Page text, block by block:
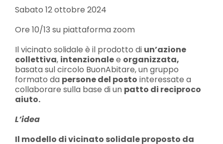
Sabato 12 ottobre 2024
Ore 10/13 su piattaforma zoom
Il vicinato solidale è il prodotto di un’azione
collettiva, intenzionalee organizzata,
basata sul circolo BuonAbitare, un gruppo
formato da persone del posto interessate a
collaborare sulla base di un patto di reciproco
aiuto.
L’idea
Il modello di vicinato solidale proposto da